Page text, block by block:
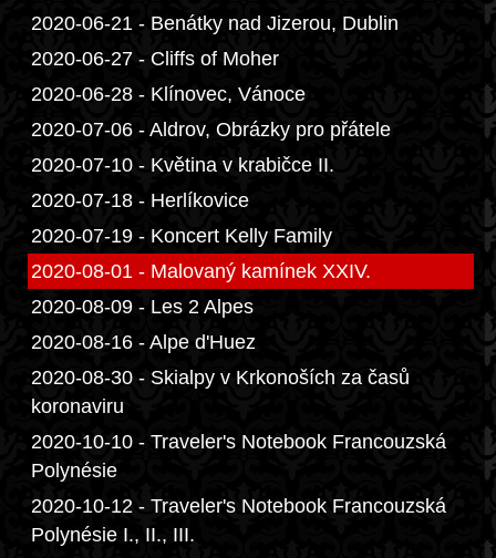
2020-06-21 - Benátky nad Jizerou, Dublin
2020-06-27 - Cliffs of Moher
2020-06-28 - Klínovec, Vánoce
2020-07-06 - Aldrov, Obrázky pro přátele
2020-07-10 - Květina v krabičce II.
2020-07-18 - Herlíkovice
2020-07-19 - Koncert Kelly Family
2020-08-01 - Malovaný kamínek XXIV.
2020-08-09 - Les 2 Alpes
2020-08-16 - Alpe d'Huez
2020-08-30 - Skialpy v Krkonoších za časů
koronaviru
2020-10-10 - Traveler's Notebook Francouzská
Polynésie
2020-10-12 - Traveler's Notebook Francouzská
Polynésie I., II., III.